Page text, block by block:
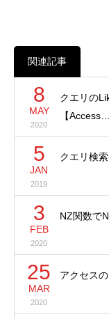
関連記事
8
MAY
2020
クエリの
【Access…
5
JAN
2019
クエリ検
3
FEB
2020
NZ関数で
25
MAR
2020
アクセス